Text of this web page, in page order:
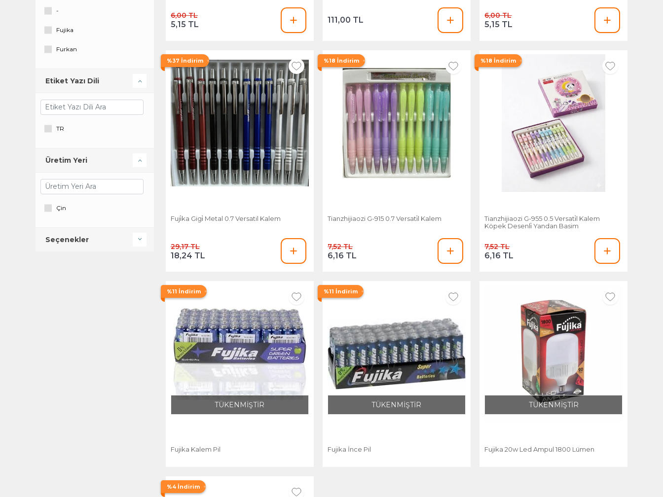
6,00 TL
5,15 TL 111,00 TL 6,00 TL
5,15 TL
%37 İndirim
Fuji̇ka Gigi̇ Metal 0.7 Versatil Kalem
29,17 TL
18,24 TL
%18 İndirim
Tianzhijiaozi G-915 0.7 Versati̇l Kalem
7,52 TL
6,16 TL
%18 İndirim
Tianzhijiaozi G-955 0.5 Versati̇l Kalem
Köpek Desenli̇ Yandan Basim
7,52 TL
6,16 TL
%11 İndirim
TÜKENMİŞTİR
Fujika Kalem Pil
%11 İndirim
TÜKENMİŞTİR
Fujika İnce Pil
TÜKENMİŞTİR
Fujika 20w Led Ampul 1800 Lümen
%4 İndirim
-
Fujika
Furkan
Etiket Yazı Dili
TR
Üretim Yeri
Çin
Seçenekler